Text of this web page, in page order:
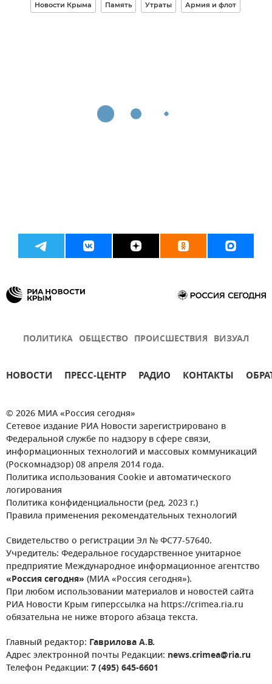
Новости Крыма Память Утраты Армия и флот
ПОЛИТИКА ОБЩЕСТВО ПРОИСШЕСТВИЯ ВИЗУАЛ
НОВОСТИ ПРЕСС-ЦЕНТР РАДИО КОНТАКТЫ
© 2026 МИА «Россия сегодня»
Сетевое издание РИА Новости зарегистрировано в
Федеральной службе по надзору в сфере связи,
информационных технологий и массовых коммуникаций
(Роскомнадзор) 08 апреля 2014 года.
Политика использования Cookie и автоматического
логирования
Политика конфиденциальности (ред. 2023 г.)
Правила применения рекомендательных технологий
Свидетельство о регистрации Эл № ФС77-57640.
Учредитель: Федеральное государственное унитарное
предприятие Международное информационное агентство
«Россия сегодня» (МИА «Россия сегодня»).
При любом использовании материалов и новостей сайта
РИА Новости Крым гиперссылка на https://crimea.ria.ru
обязательна не ниже второго абзаца текста.
Главный редактор: Гаврилова А.В.
Адрес электронной почты Редакции: news.crimea@ria.ru
Телефон Редакции: 7 (495) 645-6601